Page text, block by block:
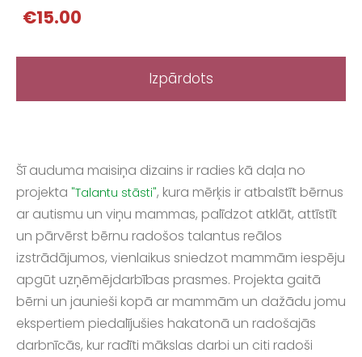
€15.00
Izpārdots
Šī auduma maisiņa dizains ir radies kā daļa no
projekta "Talantu stāsti", kura mērķis ir atbalstīt bērnus
ar autismu un viņu mammas, palīdzot atklāt, attīstīt
un pārvērst bērnu radošos talantus reālos
izstrādājumos, vienlaikus sniedzot mammām iespēju
apgūt uzņēmējdarbības prasmes. Projekta gaitā
bērni un jaunieši kopā ar mammām un dažādu jomu
ekspertiem piedalījušies hakatonā un radošajās
darbnīcās, kur radīti mākslas darbi un citi radoši